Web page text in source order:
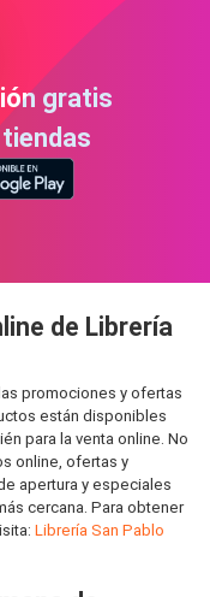
gratis
de Librería
promociones y ofertas
están disponibles
para la venta online. No
online, ofertas y
apertura y especiales
cercana. Para obtener
Librería San Pablo